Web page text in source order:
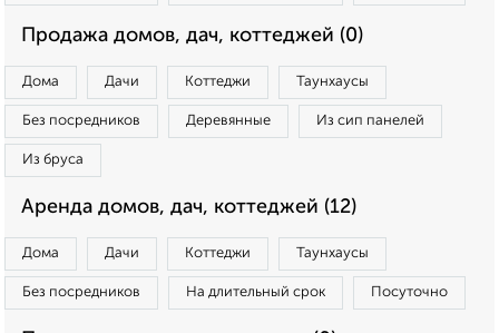
Продажа домов, дач, коттеджей (0)
Дома Дачи Коттеджи Таунхаусы
Без посредников Деревянные Из сип панелей
Из бруса
Аренда домов, дач, коттеджей (12)
Дома Дачи Коттеджи Таунхаусы
Без посредников На длительный срок Посуточно